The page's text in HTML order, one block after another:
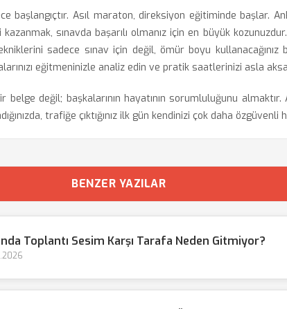
başlangıçtır. Asıl maraton, direksiyon eğitiminde başlar.
sınavda başarılı olmanız için en büyük
sadece sınav için değil, ömür boyu kullanacağınız
eğitmeninizle analiz edin ve pratik saatlerinizi asla
belge değil; başkalarının hayatının sorumluluğunu
trafiğe çıktığınız ilk gün kendinizi çok daha özgüvenli
BENZER YAZILAR
Toplantı Sesim Karşı Tarafa Neden Gitmiyor?